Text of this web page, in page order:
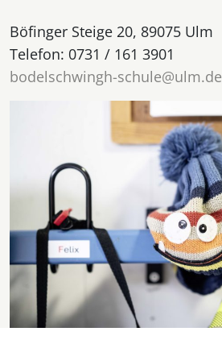
Böfinger Steige 20, 89075 Ulm
Telefon: 0731 / 161 3901
bodelschwingh-schule@ulm.de